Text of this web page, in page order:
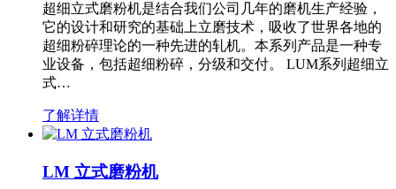
超细立式磨粉机是结合我们公司几年的磨机生产经验，
它的设计和研究的基础上立磨技术，吸收了世界各地的
超细粉碎理论的一种先进的轧机。本系列产品是一种专
业设备，包括超细粉碎，分级和交付。 LUM系列超细立
式…
了解详情
LM 立式磨粉机